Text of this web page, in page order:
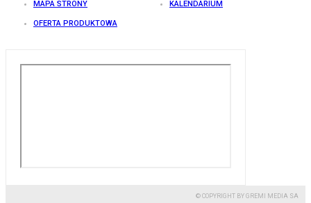
MAPA STRONY KALENDARIUM
OFERTA PRODUKTOWA
© COPYRIGHT BY GREMI MEDIA SA